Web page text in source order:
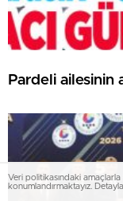
Pardeli ailesinin
Veri politikasındaki amaçlarla
konumlandırmaktayız.